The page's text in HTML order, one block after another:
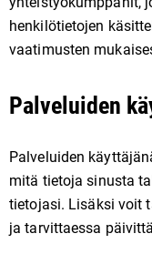
henkilötietojen
vaatimusten
Palveluiden
Palveluiden
mitä tietoja sinusta
tietojasi. Lisäksi voit
ja tarvittaessa